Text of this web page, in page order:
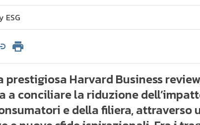
ESG
Harvard Business
a conciliare la riduzione
e della filiera, attraverso